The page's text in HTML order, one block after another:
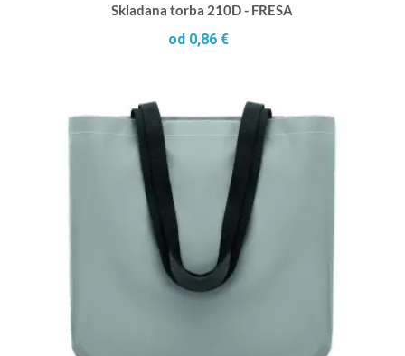
Skladana torba 210D - FRESA
od 0,86 €